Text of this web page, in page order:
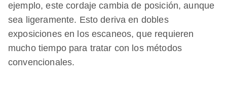
ejemplo, este cordaje cambia de posición, aunque
sea ligeramente. Esto deriva en dobles
exposiciones en los escaneos, que requieren
mucho tiempo para tratar con los métodos
convencionales.